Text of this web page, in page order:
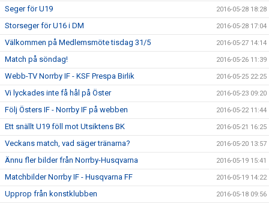
Seger för U19 2016-05-28 18:28
Storseger för U16 i DM 2016-05-28 17:04
Välkommen på Medlemsmöte tisdag 31/5 2016-05-27 14:14
Match på söndag! 2016-05-26 11:39
Webb-TV Norrby IF - KSF Prespa Birlik 2016-05-25 22:25
Vi lyckades inte få hål på Öster 2016-05-23 09:20
Följ Östers IF - Norrby IF på webben 2016-05-22 11:44
Ett snällt U19 föll mot Utsiktens BK 2016-05-21 16:25
Veckans match, vad säger tränarna? 2016-05-20 13:57
Ännu fler bilder från Norrby-Husqvarna 2016-05-19 15:41
Matchbilder Norrby IF - Husqvarna FF 2016-05-19 14:22
Upprop från konstklubben 2016-05-18 09:56